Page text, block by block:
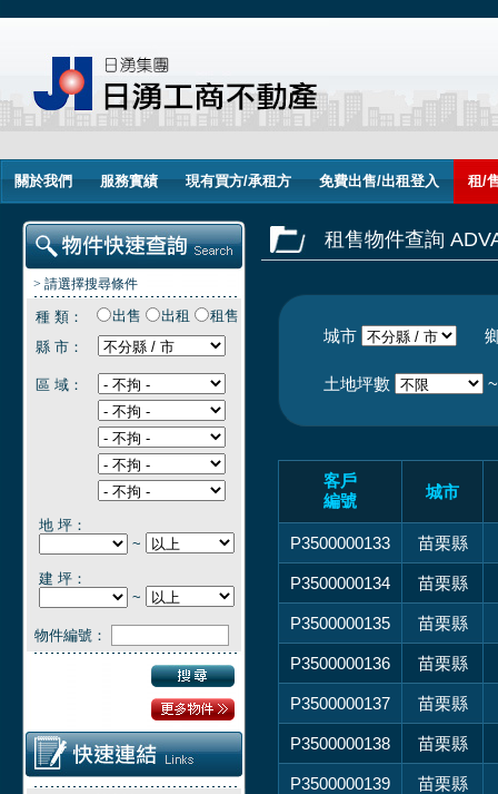
關於我們 服務實績 現有買方/承租方 免費出售/出租登入 租/
> 請選擇搜尋條件
種 類： 出售 出租
租售
縣 市：
區 域：
地 坪：
~
建 坪：
~
物件編號：
租售物件查詢
城市
土地坪數
客戶
編號
城市
P3500000133 苗栗縣
P3500000134 苗栗縣
P3500000135 苗栗縣
P3500000136 苗栗縣
P3500000137 苗栗縣
P3500000138 苗栗縣
P3500000139 苗栗縣